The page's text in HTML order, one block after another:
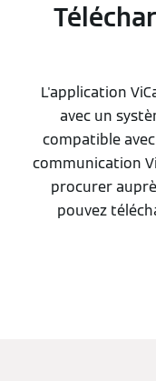
L'application
avec un
compatible
communication
procurer
pouvez